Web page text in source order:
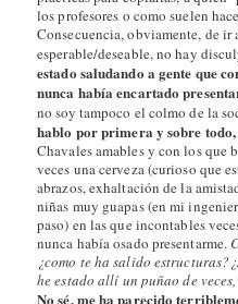
los profesores o como suelen
Consecuencia, obviamente, de ir
esperable/deseable, no hay
estado saludando a gente que
nunca había encartado
no soy tampoco el colmo de la
hablo por primera y sobre
Chavales amables y con los que
veces una cerveza (curioso que
abrazos, exhaltación de la
niñas muy guapas (en mi
paso) en las que incontables
nunca había osado presentarme.
¿como te ha salido
he estado allí un puñao de
No sé, me ha parecido